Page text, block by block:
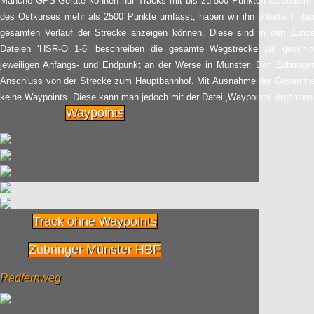
03.03
Über Berge und durch
Flusstäler: Der Rhön-
Radweg in Bildern
vonRadpilot.de | Views 34
Ergebnisse des ADFC-
vonRadpilot | Views35
29.01
2015
Dreikönigstag auf
des Ostkurses mehr als 2500 Punkte umfasst, haben wir ihn unterteilt,
gesamten Verlauf der Strecke anzeigen können. Diese sind in den
Dateien ‘HSR-O 1-6’ beschreiben die gesamte Wegstrecke als
jeweiligen Anfangs- und Endpunkt an der Werse in Münster. Der
Anschluss von der Strecke zum Hauptbahnhof. Mit Ausnahme der
keine Waypoints. Diese kann man jedoch mit der Datei ‚Waypoints‘
Waypoints
Track ohne Waypoints
Zubringer Münster HBF
Radfernweg